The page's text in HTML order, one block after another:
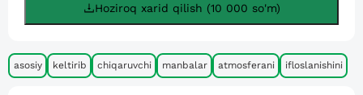
Hoziroq xarid qilish (10 000 so'm)
asosiy keltirib chiqaruvchi manbalar atmosferani ifloslanishini